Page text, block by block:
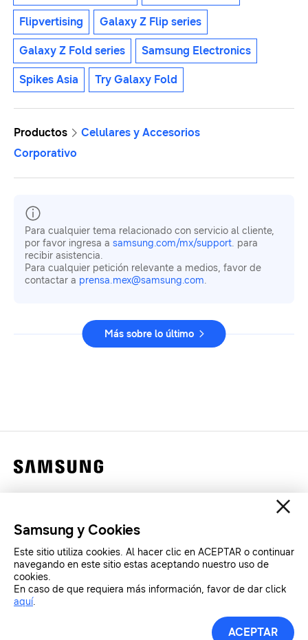
Flipvertising Galaxy Z Flip series
Galaxy Z Fold series Samsung Electronics
Spikes Asia Try Galaxy Fold
Productos
Celulares y Accesorios
Corporativo
Para cualquier tema relacionado con servicio al cliente,
por favor ingresa a samsung.com/mx/support. para
recibir asistencia.
Para cualquier petición relevante a medios, favor de
contactar a prensa.mex@samsung.com.
Más sobre lo último
Legales
SAMSUNG.COM
Copyright© SAMSUNG All Rights Reserved.
Samsung y Cookies
Este sitio utiliza cookies. Al hacer clic en ACEPTAR o continuar
navegando en este sitio estas aceptando nuestro uso de
cookies.
En caso de que requiera más información, favor de dar click
aquí.
ACEPTAR